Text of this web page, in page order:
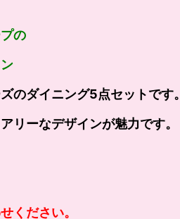
の
のダイニング5点セットです。
リーなデザインが魅力です。
ください。